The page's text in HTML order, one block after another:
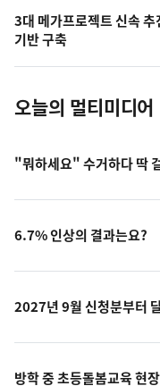
의
사
진
3대 메가프로젝트 신속
기반 구축
오늘의 멀티미디어
"뭐하세요" 수거하다 딱
6.7% 인상의 결과는요?
2027년 9월 신청분부터
방학 중 초등돌봄교육 현